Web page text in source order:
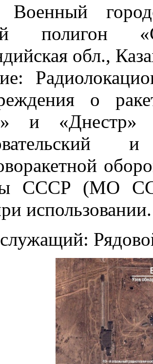
Военный
полигон
обл.,
о
и «Днестр»
СССР (МО
использовании.